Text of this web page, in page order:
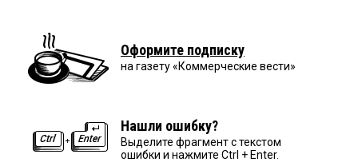
Оформите подписку
на газету «Коммерческие вести»
Нашли ошибку?
Выделите фрагмент с текстом
ошибки и нажмите Ctrl + Enter.